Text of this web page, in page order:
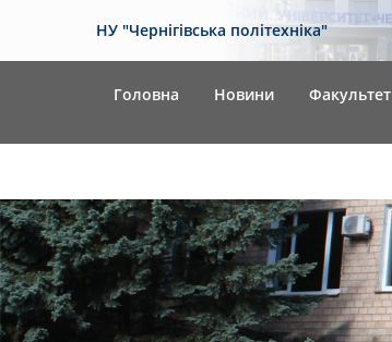
НУ "Чернігівська політехніка"
Головна Новини Факультет